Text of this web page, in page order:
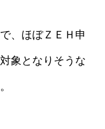
、ほぼＺＥＨ申
象となりそうな